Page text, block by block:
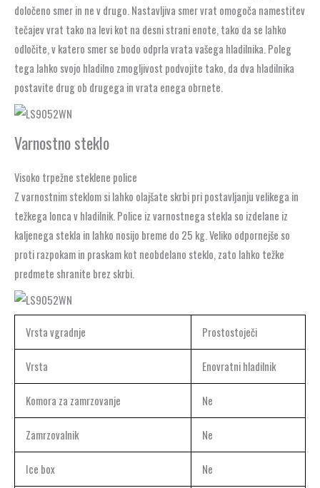
določeno smer in ne v drugo. Nastavljiva smer vrat omogoča namestitev
tečajev vrat tako na levi kot na desni strani enote, tako da se lahko
odločite, v katero smer se bodo odprla vrata vašega hladilnika. Poleg
tega lahko svojo hladilno zmogljivost podvojite tako, da dva hladilnika
postavite drug ob drugega in vrata enega obrnete.
Varnostno steklo
Visoko trpežne steklene police
Z varnostnim steklom si lahko olajšate skrbi pri postavljanju velikega in
težkega lonca v hladilnik. Police iz varnostnega stekla so izdelane iz
kaljenega stekla in lahko nosijo breme do 25 kg. Veliko odpornejše so
proti razpokam in praskam kot neobdelano steklo, zato lahko težke
predmete shranite brez skrbi.
Vrsta vgradnje Prostostoječi
Vrsta Enovratni hladilnik
Komora za zamrzovanje Ne
Zamrzovalnik Ne
Ice box Ne